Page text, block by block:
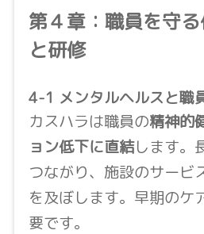
第４章：職員を守
と研修
4-1 メンタルヘルスと職
カスハラは職員の精神的
ョン低下に直結します。
つながり、施設のサービ
を及ぼします。早期のケ
要です。